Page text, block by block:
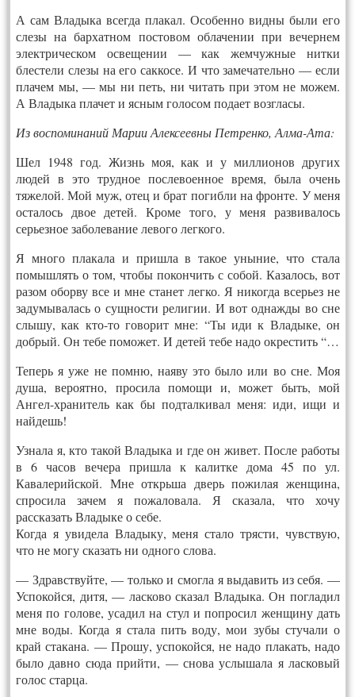
А сам Владыка всегда плакал. Особенно видны были его
слезы на бархатном постовом облачении при вечернем
электрическом освещении — как жемчужные нитки
блестели слезы на его саккосе. И что замечательно — если
плачем мы, — мы ни петь, ни читать при этом не можем.
А Владыка плачет и ясным голосом подает возгласы.
Из воспоминаний Марии Алексеевны Петренко, Алма-Ата:
Шел 1948 год. Жизнь моя, как и у миллионов других
людей в это трудное послевоенное время, была очень
тяжелой. Мой муж, отец и брат погибли на фронте. У меня
осталось двое детей. Кроме того, у меня развивалось
серьезное заболевание левого легкого.
Я много плакала и пришла в такое уныние, что стала
помышлять о том, чтобы покончить с собой. Казалось, вот
разом оборву все и мне станет легко. Я никогда всерьез не
задумывалась о сущности религии. И вот однажды во сне
слышу, как кто-то говорит мне: “Ты иди к Владыке, он
добрый. Он тебе поможет. И детей тебе надо окрестить “…
Теперь я уже не помню, наяву это было или во сне. Моя
душа, вероятно, просила помощи и, может быть, мой
Ангел-хранитель как бы подталкивал меня: иди, ищи и
найдешь!
Узнала я, кто такой Владыка и где он живет. После работы
в 6 часов вечера пришла к калитке дома 45 по ул.
Кавалерийской. Мне открьша дверь пожилая женщина,
спросила зачем я пожаловала. Я сказала, что хочу
рассказать Владыке о себе.
Когда я увидела Владыку, меня стало трясти, чувствую,
что не могу сказать ни одного слова.
— Здравствуйте, — только и смогла я выдавить из себя. —
Успокойся, дитя, — ласково сказал Владыка. Он погладил
меня по голове, усадил на стул и попросил женщину дать
мне воды. Когда я стала пить воду, мои зубы стучали о
край стакана. — Прошу, успокойся, не надо плакать, надо
было давно сюда прийти, — снова услышала я ласковый
голос старца.